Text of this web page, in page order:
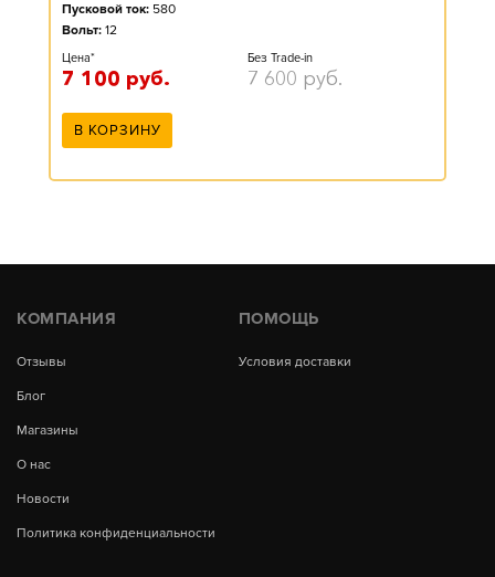
Пусковой ток: 580
Вольт: 12
Цена*
7 100 руб.
Без Trade-in
7 600 руб.
В КОРЗИНУ
КОМПАНИЯ
Отзывы
Блог
Магазины
О нас
Новости
Политика конфиденциальности
ПОМОЩЬ
Условия доставки